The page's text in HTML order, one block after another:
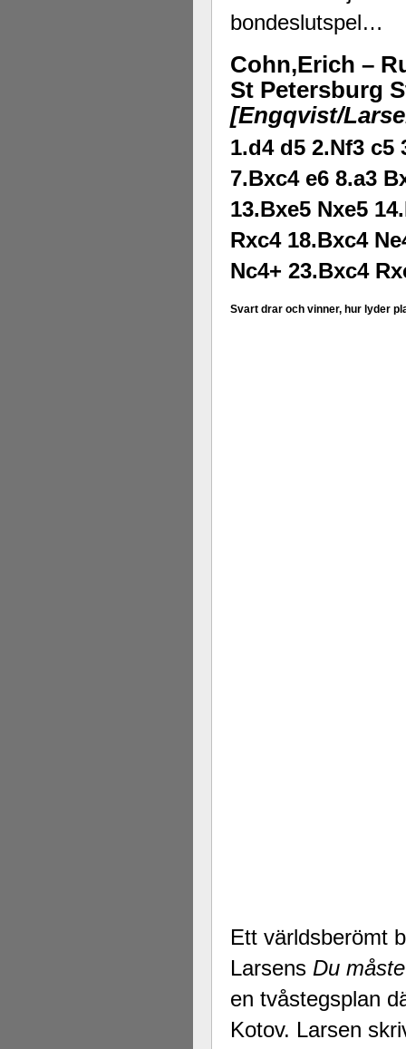
bondeslutspel…
Cohn,Erich –
St Petersburg
[Engqvist/
1.d4 d5 2.Nf3 c5
7.Bxc4 e6 8.a3
13.Bxe5 Nxe5
Rxc4 18.Bxc4
Nc4+ 23.Bxc4
Svart drar och vinner, hur lyder
Ett världsberömt
Larsens Du
en tvåstegsplan
Kotov. Larsen